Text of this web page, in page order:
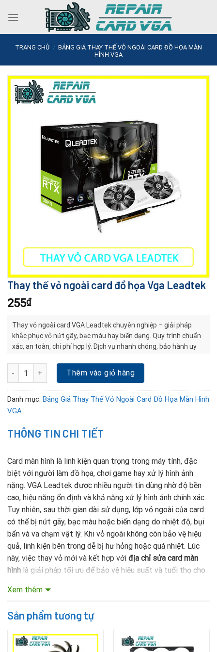
TRANG CHỦ / BẢNG GIÁ THAY THẾ VỎ NGOÀI CARD ĐỒ HỌA MÀN
HÌNH VGA
Thay thế vỏ ngoài card đồ họa Vga Leadtek
255₫
Thay vỏ ngoài card VGA Leadtek chuyên nghiệp – giải pháp
khắc phục vỏ nứt gãy, bạc màu hay biến dạng. Quy trình chuẩn
xác, an toàn, chi phí hợp lý. Dịch vụ nhanh chóng, bảo hành uy
Thay thế vỏ ngoài card đồ họa Vga Leadtek số lượng
Thêm vào giỏ hàng
Danh mục: Bảng Giá Thay Thế Vỏ Ngoài Card Đồ Họa Màn Hình
VGA
THÔNG TIN CHI TIẾT
Card màn hình là linh kiện quan trọng trong máy tính, đặc
biệt với người làm đồ họa, chơi game hay xử lý hình ảnh
nặng. VGA Leadtek được nhiều người tin dùng nhờ độ bền
cao, hiệu năng ổn định và khả năng xử lý hình ảnh chính xác.
Tuy nhiên, sau thời gian dài sử dụng, lớp vỏ ngoài của card
có thể bị nứt gãy, bạc màu hoặc biến dạng do nhiệt độ, bụi
bẩn và va chạm vật lý. Khi vỏ ngoài không còn bảo vệ hiệu
quả, linh kiện bên trong dễ bị hư hỏng hoặc quá nhiệt. Lúc
này, việc thay vỏ mới và kết hợp với địa chỉ sửa card màn
hình là giải pháp tối ưu để bảo vệ hiệu suất và tuổi thọ cho
Mục lục nội dung
Thay thế vỏ ngoài card đồ họa Vga Leadtek
Xem thêm
Sản phẩm tương tự